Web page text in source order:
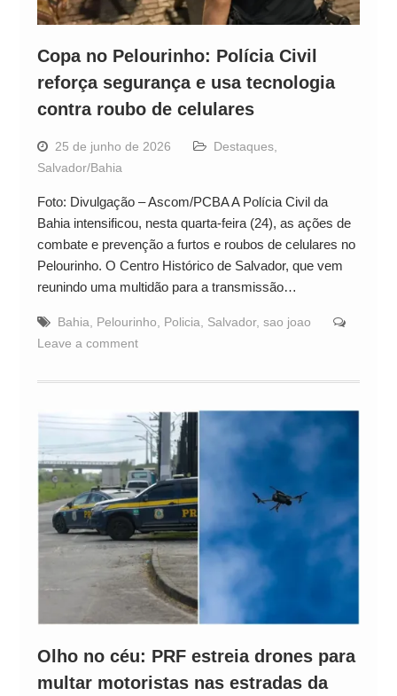
Copa no Pelourinho: Polícia Civil
reforça segurança e usa tecnologia
contra roubo de celulares
25 de junho de 2026 Destaques,
Salvador/Bahia
Foto: Divulgação – Ascom/PCBA A Polícia Civil da
Bahia intensificou, nesta quarta-feira (24), as ações de
combate e prevenção a furtos e roubos de celulares no
Pelourinho. O Centro Histórico de Salvador, que vem
reunindo uma multidão para a transmissão…
Bahia, Pelourinho, Policia, Salvador, sao joao
Leave a comment
Olho no céu: PRF estreia drones para
multar motoristas nas estradas da